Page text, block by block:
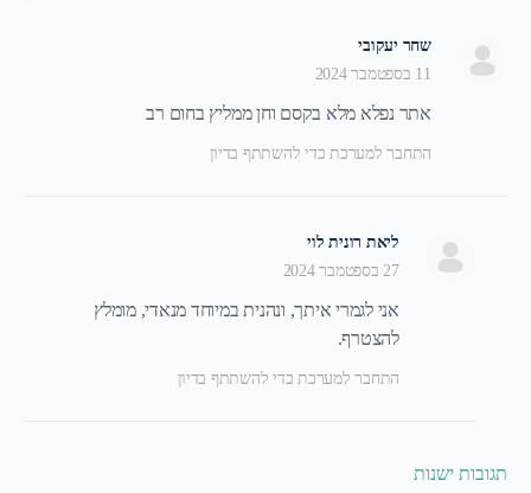
שחר יעקובי
11 בספטמבר 2024
אתר נפלא מלא בקסם וחן ממליץ בחום רב
התחבר למערכת כדי להשתתף בדיון
ליאת רונית לוי
27 בספטמבר 2024
אני לגמרי איתך, ונהנית במיוחד מנאדי, מומלץ
להצטרף.
התחבר למערכת כדי להשתתף בדיון
תגובות ישנות